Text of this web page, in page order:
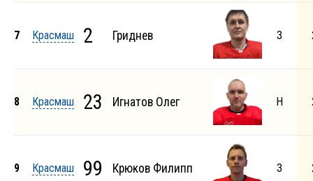
7 Красмаш 2 Гриднев З
8 Красмаш 23 Игнатов Олег Н
9 Красмаш 99 Крюков Филипп З